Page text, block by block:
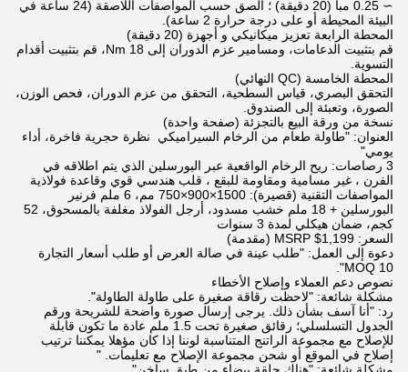
∼ 0.25 مبا (20 دقيقة) ؛ الصق حسب المواصفات اللاصقة (24 ساعة في
البيئة المحيطة أو على درجة حرارة 2 ساعة).
المحطة الرابعة تعزيز ميكانيكي و أجهزة (20 دقيقة)
قم بتثبيت الدعامات، ومسامير عزم الدوران إلى 18 Nm، قم بتثبيت أقدام
التسوية.
المحطة الخامسة (QC النهائي)
التحقق البصري، قياس السطحية، التحقق من عزم الدوران، فحص الوزن،
الصورة، وتعبئة إلى الصندوق.
نسخة من ورقة البيع بالتجزئة (صفحة واحدة)
العنوان: "طاولة طعام من الرخام السيراميكي ‬ نظرة حجرية فاخرة، أداء
يومي"
3 رصاصات: ريح الرخام الواقعية عبر البورسلين الذي يتم اطلاقه في
الفرن ، غير مسامية ومقاومة للبقع ، قلب هندسي قوي وقاعدة فولاذية
المواصفات التقنية (قصيرة): 1500×900×750 مم، 6 ملم فرنير
البورسلين + 18 ملم خشب مسدود، أرجل الفولاذ مغلفة بالمسحوق، 52
كجم، ضمان هيكلي لمدة 3 سنوات
السعر: MSRP $1,199 (مقدمة)
دعوة إلى العمل: "طلب عينة في صالة العرض أو طلب أسعار التجارة
MOQ 10".
نصوص دعم العملاء وإصلاح الأخطاء
مشكلة شائعة: "لاحظت رقاقة صغيرة على طاولة الطاولة".
رد: "أنا آسف بشأن ذلك. يرجى إرسال صورة واضحة للشريحة ورقم
الجدول التسلسلي؛ رقائق صغيرة تحت 1.5 ملم عادة ما تكون قابلة
للإصلاح مع مجموعة الراتنج المتناسبة لوننا إذا كان مؤهلا يمكننا ترتيب
إصلاح في الموقع أو شحن مجموعة الإصلاح مع تعليمات. "